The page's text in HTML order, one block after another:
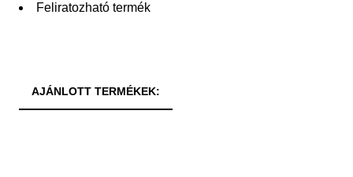
Feliratozható termék
AJÁNLOTT TERMÉKEK: